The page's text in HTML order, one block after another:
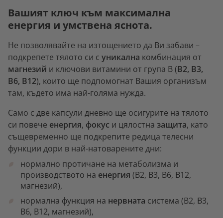
Вашият ключ към максимална
енергия и умствена яснота.
Не позволявайте на изтощението да Ви забави –
подкрепете тялото си с уникална комбинация от
магнезий и ключови витамини от група B (B2, B3,
B6, B12), които ще подпомогнат Вашия организъм
там, където има най-голяма нужда.
Само с две капсули дневно ще осигурите на тялото
си повече енергия, фокус и цялостна защита, като
същевременно ще подкрепите редица телесни
функции дори в най-натоварените дни:
нормално протичане на метаболизма и
производството на енергия (B2, B3, B6, B12,
магнезий),
нормална функция на нервната система (B2, B3,
B6, B12, магнезий),